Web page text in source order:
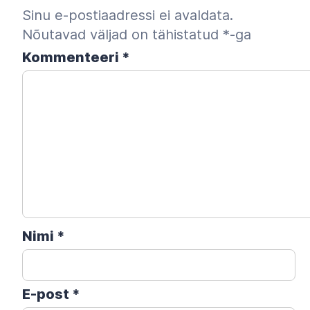
Sinu e-postiaadressi ei avaldata.
Nõutavad väljad on tähistatud *-ga
Kommenteeri *
Nimi *
E-post *